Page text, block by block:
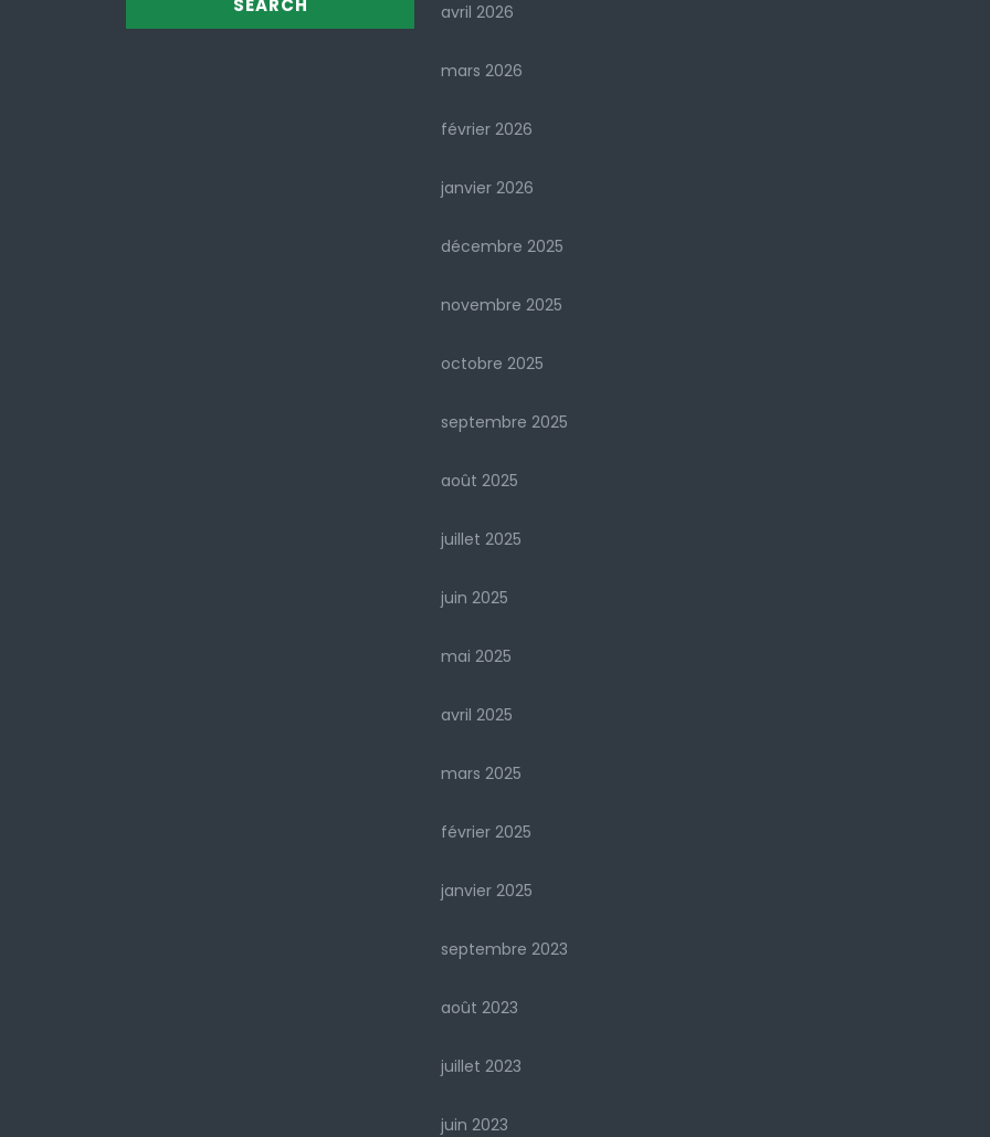
avril 2026
mars 2026
février 2026
janvier 2026
décembre 2025
novembre 2025
octobre 2025
septembre 2025
août 2025
juillet 2025
juin 2025
mai 2025
avril 2025
mars 2025
février 2025
janvier 2025
septembre 2023
août 2023
juillet 2023
juin 2023